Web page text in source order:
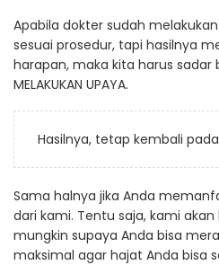
Apabila dokter sudah
sesuai prosedur, tapi hasilnya
harapan, maka kita harus sadar
MELAKUKAN UPAYA.
Hasilnya, tetap kembali
Sama halnya jika Anda
dari kami. Tentu saja, kami
mungkin supaya Anda bisa
maksimal agar hajat Anda bisa